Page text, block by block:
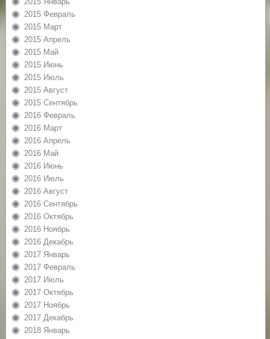
2015 Февраль
2015 Март
2015 Апрель
2015 Май
2015 Июнь
2015 Июль
2015 Август
2015 Сентябрь
2016 Февраль
2016 Март
2016 Апрель
2016 Май
2016 Июнь
2016 Июль
2016 Август
2016 Сентябрь
2016 Октябрь
2016 Ноябрь
2016 Декабрь
2017 Январь
2017 Февраль
2017 Июль
2017 Октябрь
2017 Ноябрь
2017 Декабрь
2018 Январь